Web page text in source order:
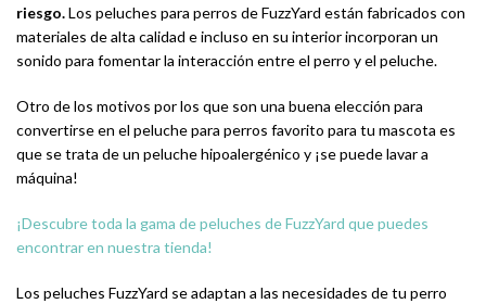
riesgo.Los peluches para perros de FuzzYard están fabricados con
materiales de alta calidad e incluso en su interior incorporan un
sonido para fomentar la interacción entre el perro y el peluche.
Otro de los motivos por los que son una buena elección para
convertirse en el peluche para perros favorito para tu mascota es
que se trata de un peluche hipoalergénico y ¡se puede lavar a
máquina!
¡Descubre toda la gama de peluches de FuzzYard que puedes
encontrar en nuestra tienda!
Los peluches FuzzYard se adaptan a las necesidades de tu perro